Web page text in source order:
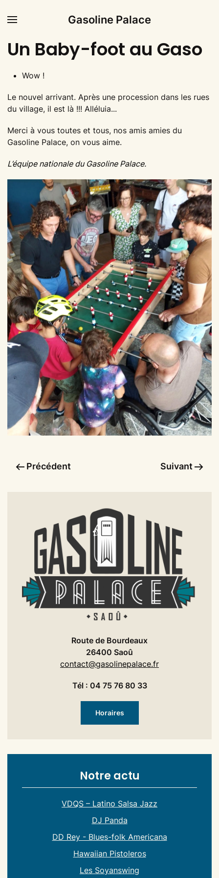
Gasoline Palace
Un Baby-foot au Gaso
Wow !
Le nouvel arrivant. Après une procession dans les rues
du village, il est là !!! Alléluia...
Merci à vous toutes et tous, nos amis amies du
Gasoline Palace, on vous aime.
L’équipe nationale du Gasoline Palace.
Précédent Suivant
Route de Bourdeaux
26400 Saoû
contact@gasolinepalace.fr
Tél : 04 75 76 80 33
Horaires
Notre actu
VDQS – Latino Salsa Jazz
DJ Panda
DD Rey - Blues-folk Americana
Hawaiian Pistoleros
Les Soyanswing